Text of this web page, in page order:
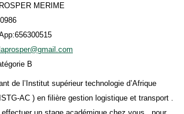
MERIME
B
de l’Institut supérieur technologie d’Afrique
AC ) en filière gestion logistique et transport .